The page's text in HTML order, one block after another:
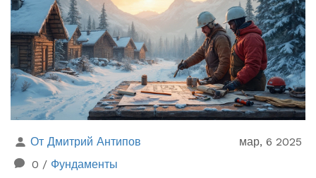
От Дмитрий Антипов
мар, 6 2025
0 / Фундаменты